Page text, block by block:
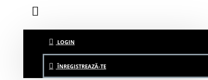
LOGIN
ÎNREGISTREAZĂ-TE